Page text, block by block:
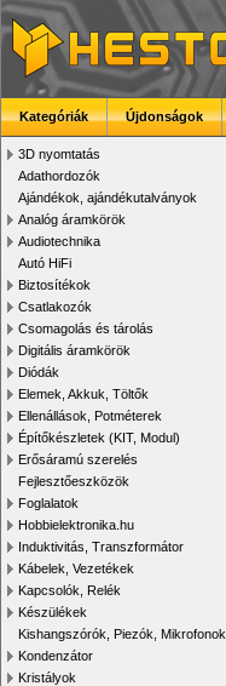
Kategóriák Újdonságok
3D nyomtatás
Adathordozók
Ajándékok, ajándékutalványok
Analóg áramkörök
Audiotechnika
Autó HiFi
Biztosítékok
Csatlakozók
Csomagolás és tárolás
Digitális áramkörök
Diódák
Elemek, Akkuk, Töltők
Ellenállások, Potméterek
Építőkészletek (KIT, Modul)
Erősáramú szerelés
Fejlesztőeszközök
Foglalatok
Hobbielektronika.hu
Induktivitás, Transzformátor
Kábelek, Vezetékek
Kapcsolók, Relék
Készülékek
Kishangszórók, Piezók, Mikrofonok
Kondenzátor
Kristályok